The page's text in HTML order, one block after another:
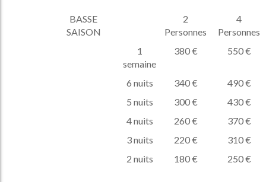
BASSE
SAISON
2
Personnes
4
Personnes
1
semaine
380 € 550 €
6 nuits 340 €
490 €
5 nuits
300 €
430 €
4 nuits
260 €
370 €
3 nuits
220 €
310 €
2 nuits
180 € 250 €